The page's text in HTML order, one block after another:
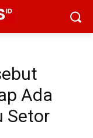
Ada
Setor